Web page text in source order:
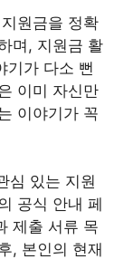
원금을 정확
며, 지원금 활
기가 다소 뻔
이미 자신만
이야기가 꼭
심 있는 지원
공식 안내 페
제출 서류 목
, 본인의 현재